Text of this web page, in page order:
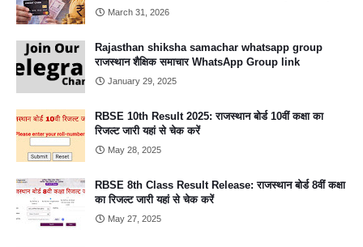
March 31, 2026
Rajasthan shiksha samachar whatsapp group
राजस्थान शैक्षिक समाचार WhatsApp Group link
January 29, 2025
RBSE 10th Result 2025: राजस्थान बोर्ड 10वीं कक्षा का
रिजल्ट जारी यहां से चेक करें
May 28, 2025
RBSE 8th Class Result Release: राजस्थान बोर्ड 8वीं कक्षा
का रिजल्ट जारी यहां से चेक करें
May 27, 2025